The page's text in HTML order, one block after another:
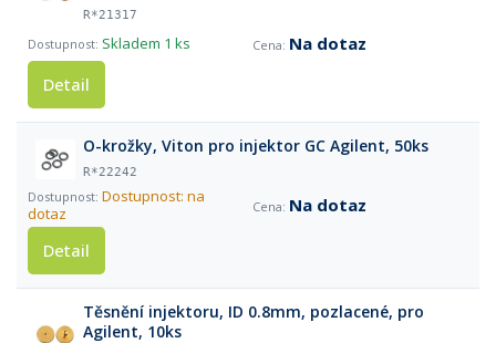
R*21317
Skladem 1 ks
Na dotaz
Detail
O-krožky, Viton pro injektor GC Agilent, 50ks
R*22242
Dostupnost: na
dotaz
Na dotaz
Detail
Těsnění injektoru, ID 0.8mm, pozlacené, pro
Agilent, 10ks